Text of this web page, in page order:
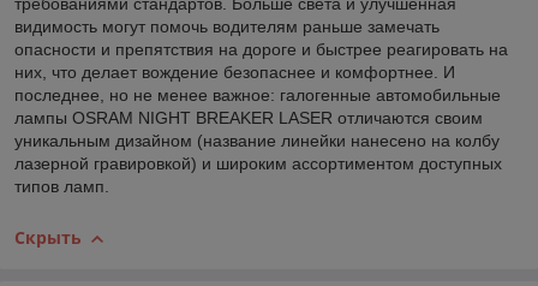
требованиями стандартов. Больше света и улучшенная
видимость могут помочь водителям раньше замечать
опасности и препятствия на дороге и быстрее реагировать на
них, что делает вождение безопаснее и комфортнее. И
последнее, но не менее важное: галогенные автомобильные
лампы OSRAM NIGHT BREAKER LASER отличаются своим
уникальным дизайном (название линейки нанесено на колбу
лазерной гравировкой) и широким ассортиментом доступных
типов ламп.
Скрыть